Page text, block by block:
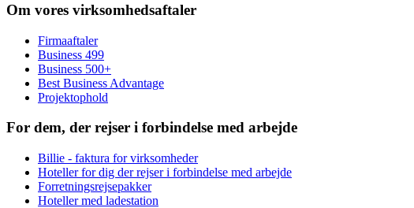
Om vores virksomhedsaftaler
Firmaaftaler
Business 499
Business 500+
Best Business Advantage
Projektophold
For dem, der rejser i forbindelse med arbejde
Billie - faktura for virksomheder
Hoteller for dig der rejser i forbindelse med arbejde
Forretningsrejsepakker
Hoteller med ladestation